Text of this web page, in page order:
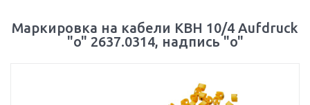
Маркировка на кабели KBH 10/4 Aufdruck
"o" 2637.0314, надпись "o"